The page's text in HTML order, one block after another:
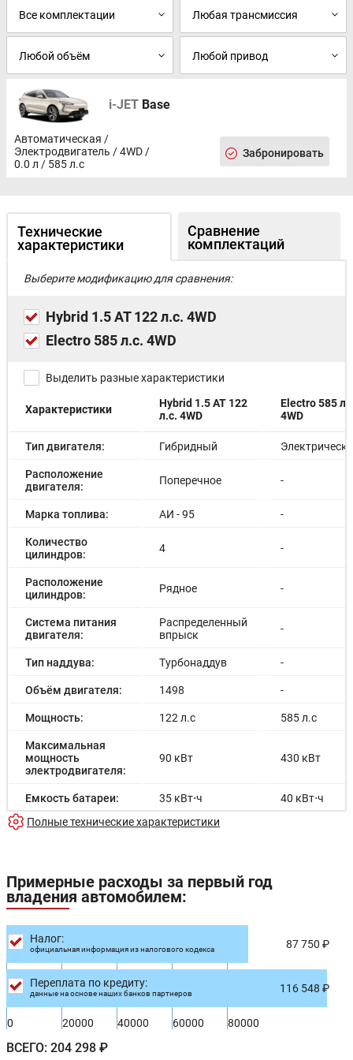
Система помощи на спуске (HDC)
Парковочный радар: передний и задний
Камера кругового обзора - 360◦
Адаптивные светодиодные фары головного света (HMA)
Светодиодные дневные ходовые огни
Панорамная крыша
Легкосплавные диски 20"
Шины 225 / 45 / R20
12.3" цифровая приборная панель водителя
i-JET Base
Автоматическая /
Электродвигатель / 4WD /
0.0 л / 585 л.с
Забронировать
Технические
характеристики
Сравнение
комплектаций
Выберите модификацию для сравнения:
Hybrid 1.5 AT 122 л.с. 4WD
Electro 585 л.с. 4WD
Выделить разные характеристики
Характеристики
Hybrid 1.5 AT 122
л.с. 4WD
Electro 585
4WD
Тип двигателя: Гибридный
Расположение
двигателя:
Поперечное -
Марка топлива: АИ - 95 -
Количество
цилиндров:
4 -
Расположение
цилиндров:
Рядное -
Система питания
двигателя:
Распределенный
впрыск
-
Тип наддува: Турбонаддув -
Объём двигателя: 1498 -
Мощность: 122 л.с 585 л.с
Максимальная
мощность
электродвигателя:
90 кВт 430 кВт
Емкость батареи: 35 кВт⋅ч 40 кВт⋅ч
Запас хода на
180 км
Время зарядки
(быстрая):
-
Разгон до 100км/
час:
4.6 с
скорость:
городском цикле:
8.5/100км
Расход в
Полные технические характеристики
Примерные расходы за первый год
владения автомобилем:
Налог:
официальная информация из налогового кодекса 87 750 ₽
Переплата по кредиту:
данные на основе наших банков партнеров 116 548 ₽
0 20000 40000 60000 80000
ВСЕГО: 204 298 ₽